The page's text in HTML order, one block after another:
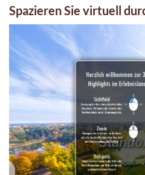
Spazieren Sie virtuell